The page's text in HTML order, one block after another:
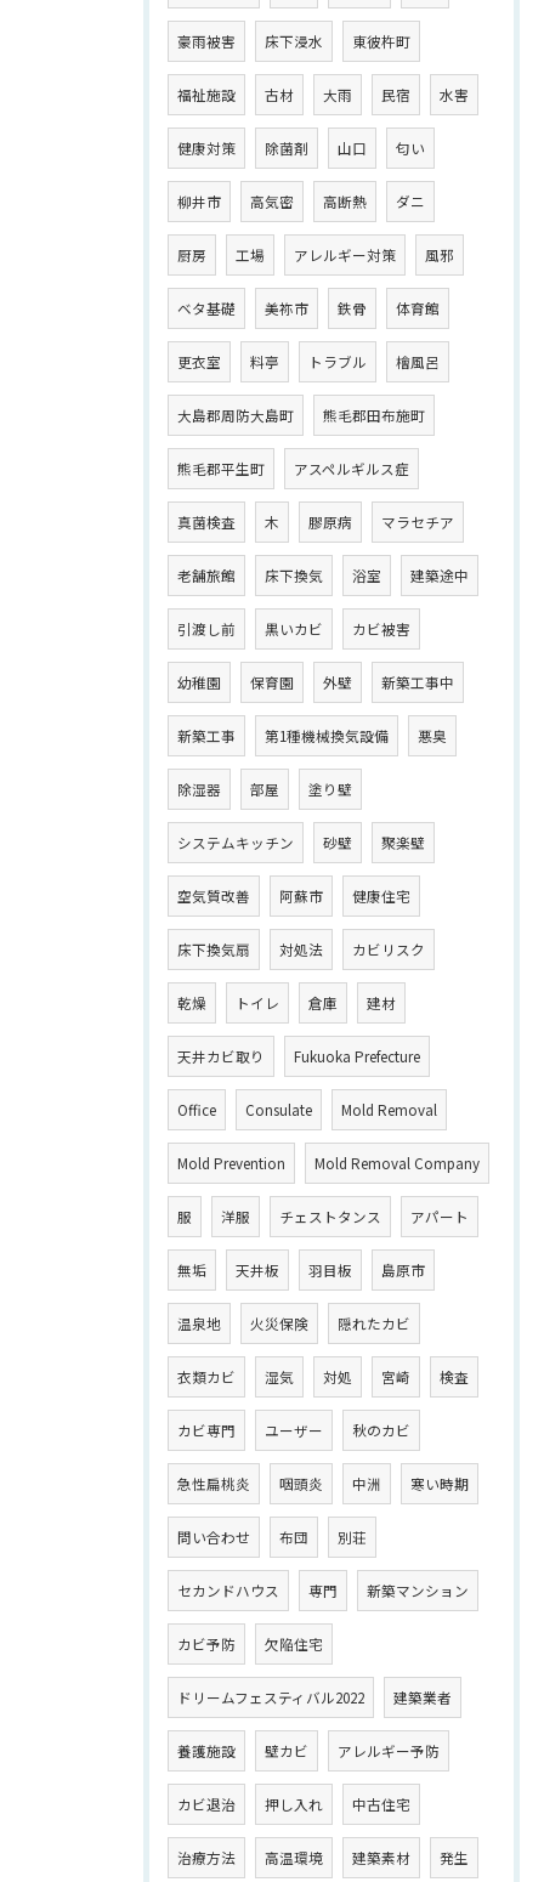
豪雨被害 床下浸水 東彼杵町
福祉施設 古材 大雨 民宿 水害
健康対策 除菌剤 山口 匂い
柳井市 高気密 高断熱 ダニ
厨房 工場 アレルギー対策 風邪
ベタ基礎 美祢市 鉄骨 体育館
更衣室 料亭 トラブル 檜風呂
大島郡周防大島町 熊毛郡田布施町
熊毛郡平生町 アスペルギルス症
真菌検査 木 膠原病 マラセチア
老舗旅館 床下換気 浴室 建築途中
引渡し前 黒いカビ カビ被害
幼稚園 保育園 外壁 新築工事中
新築工事 第1種機械換気設備 悪臭
除湿器 部屋 塗り壁
システムキッチン 砂壁 聚楽壁
空気質改善 阿蘇市 健康住宅
床下換気扇 対処法 カビリスク
乾燥 トイレ 倉庫 建材
天井カビ取り Fukuoka Prefecture
Office Consulate Mold Removal
Mold Prevention Mold Removal Company
服 洋服 チェストタンス アパート
無垢 天井板 羽目板 島原市
温泉地 火災保険 隠れたカビ
衣類カビ 湿気 対処 宮崎 検査
カビ専門 ユーザー 秋のカビ
急性扁桃炎 咽頭炎 中洲 寒い時期
問い合わせ 布団 別荘
セカンドハウス 専門 新築マンション
カビ予防 欠陥住宅
ドリームフェスティバル2022 建築業者
養護施設 壁カビ アレルギー予防
カビ退治 押し入れ 中古住宅
治療方法 高温環境 建築素材 発生